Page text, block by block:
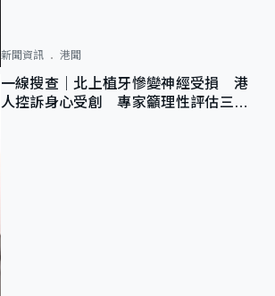
新聞資訊 港聞
一線搜查｜北上植牙慘變神經受損 港
人控訴身心受創 專家籲理性評估三大